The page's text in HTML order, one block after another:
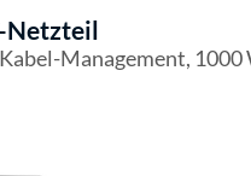
Netzteil
Management, 1000